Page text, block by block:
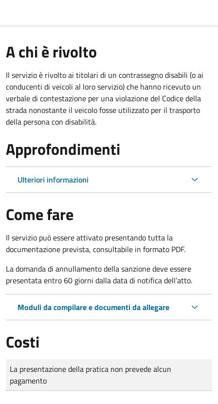
A chi è rivolto
Il servizio è rivolto ai titolari di un contrassegno disabili (o ai
conducenti di veicoli al loro servizio) che hanno ricevuto un
verbale di contestazione per una violazione del Codice della
strada nonostante il veicolo fosse utilizzato per il trasporto
della persona con disabilità.
Approfondimenti
Ulteriori informazioni
Come fare
Il servizio può essere attivato presentando tutta la
documentazione prevista, consultabile in formato PDF.
La domanda di annullamento della sanzione deve essere
presentata entro 60 giorni dalla data di notifica dell’atto.
Moduli da compilare e documenti da allegare
Costi
Tipo di pagamento
Importo
La presentazione della pratica non prevede alcun
pagamento